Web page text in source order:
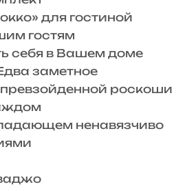
для гостиной
гостям
себя в Вашем доме
заметное
роскоши
ненавязчиво